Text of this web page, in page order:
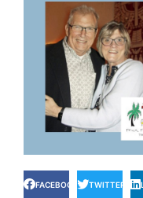
FACEBOOK TWITTER